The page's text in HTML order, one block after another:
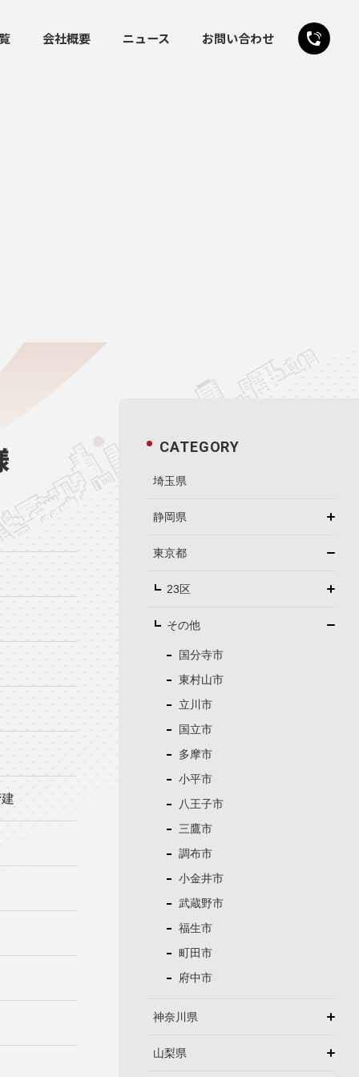
会社概要 ニュース お問い合わせ
CATEGORY
埼玉県
静岡県
東京都
23区
その他
国分寺市
東村山市
立川市
国立市
多摩市
小平市
八王子市
三鷹市
調布市
小金井市
武蔵野市
福生市
町田市
府中市
神奈川県
山梨県